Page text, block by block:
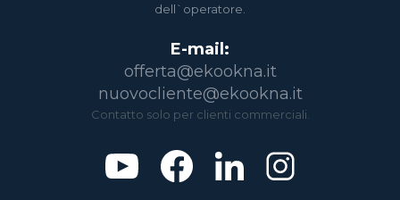
dell`operatore.
E-mail:
offerta@ekookna.it
nuovocliente@ekookna.it
Contatto solo per clienti commerciali.